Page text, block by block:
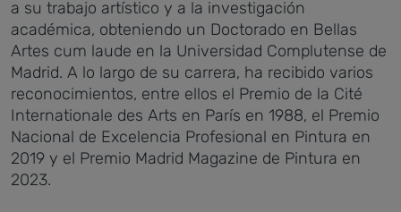
a su trabajo artístico y a la investigación
académica, obteniendo un Doctorado en Bellas
Artes cum laude en la Universidad Complutense de
Madrid. A lo largo de su carrera, ha recibido varios
reconocimientos, entre ellos el Premio de la Cité
Internationale des Arts en París en 1988, el Premio
Nacional de Excelencia Profesional en Pintura en
2019 y el Premio Madrid Magazine de Pintura en
2023.